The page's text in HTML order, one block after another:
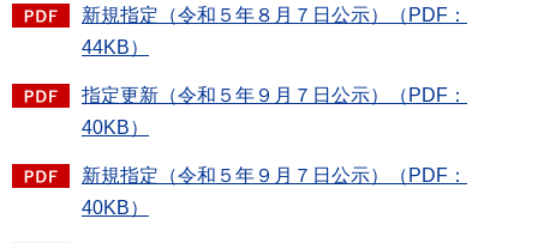
新規指定（令和５年８月７日公示）（PDF：
44KB）
指定更新（令和５年９月７日公示）（PDF：
40KB）
新規指定（令和５年９月７日公示）（PDF：
40KB）